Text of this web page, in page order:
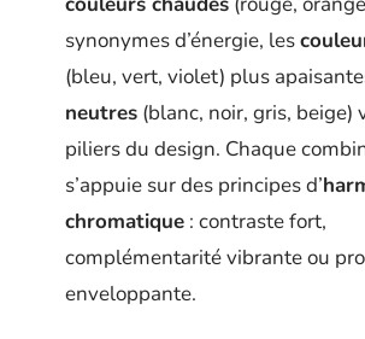
synonymes d’énergie, les
(bleu, vert, violet) plus
neutres (blanc, noir, gris, beige)
piliers du design. Chaque
s’appuie sur des principes d’
chromatique : contraste fort,
complémentarité vibrante ou
enveloppante.